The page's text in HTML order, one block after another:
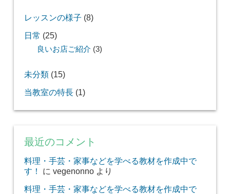
レッスンの様子 (8)
日常 (25)
良いお店ご紹介 (3)
未分類(15)
当教室の特長(1)
最近のコメント
料理・手芸・家事などを学べる教材を作成中で
す！
に vegenonnoより
料理・手芸・家事などを学べる教材を作成中で